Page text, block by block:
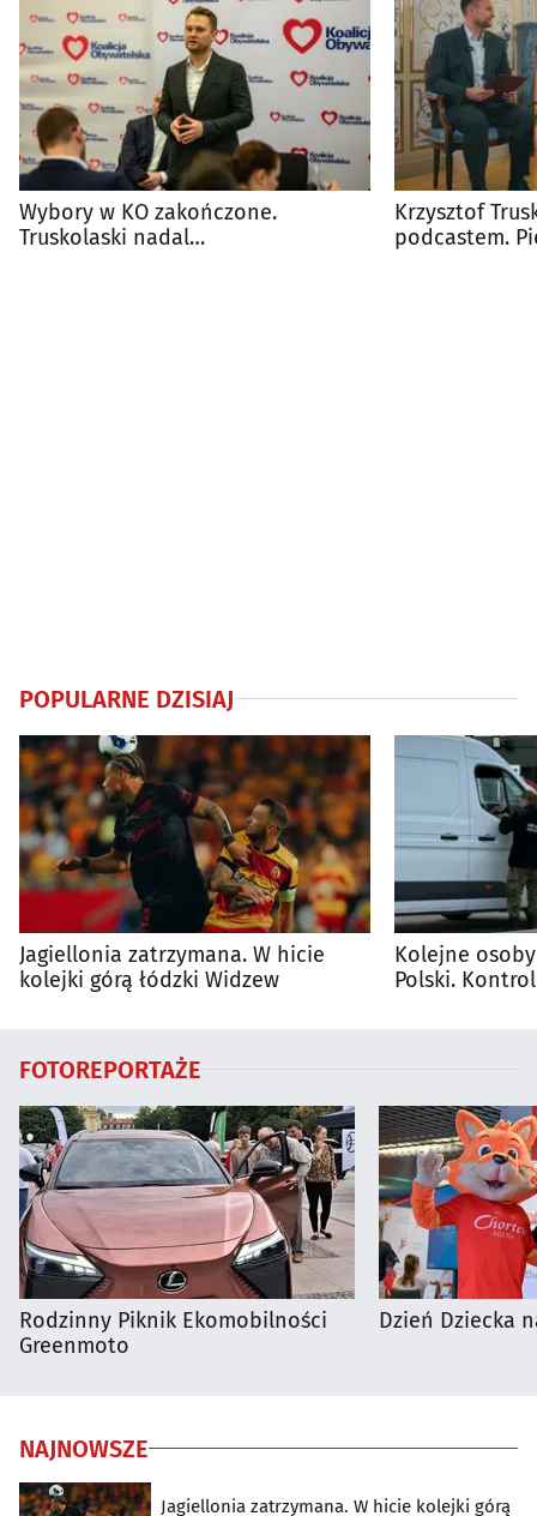
Wybory w KO zakończone.
Truskolaski nadal
Krzysztof
podcastem.
POPULARNE DZISIAJ
Jagiellonia zatrzymana. W hicie
kolejki górą łódzki Widzew
Kolejne
Polski.
FOTOREPORTAŻE
Rodzinny Piknik Ekomobilności
Greenmoto
Dzień Dziecka
NAJNOWSZE
Jagiellonia zatrzymana. W hicie kolejki górą